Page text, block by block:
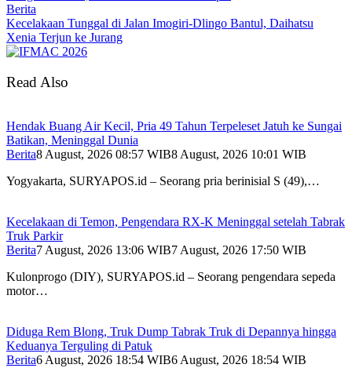
Berita
Kecelakaan Tunggal di Jalan Imogiri-Dlingo Bantul, Daihatsu
Xenia Terjun ke Jurang
Read Also
Hendak Buang Air Kecil, Pria 49 Tahun Terpeleset Jatuh ke Sungai
Batikan, Meninggal Dunia
Berita8 August, 2026 08:57 WIB8 August, 2026 10:01 WIB
Yogyakarta, SURYAPOS.id – Seorang pria berinisial S (49),…
Kecelakaan di Temon, Pengendara RX-K Meninggal setelah Tabrak
Truk Parkir
Berita7 August, 2026 13:06 WIB7 August, 2026 17:50 WIB
Kulonprogo (DIY), SURYAPOS.id – Seorang pengendara sepeda
motor…
Diduga Rem Blong, Truk Dump Tabrak Truk di Depannya hingga
Keduanya Terguling di Patuk
Berita6 August, 2026 18:54 WIB6 August, 2026 18:54 WIB